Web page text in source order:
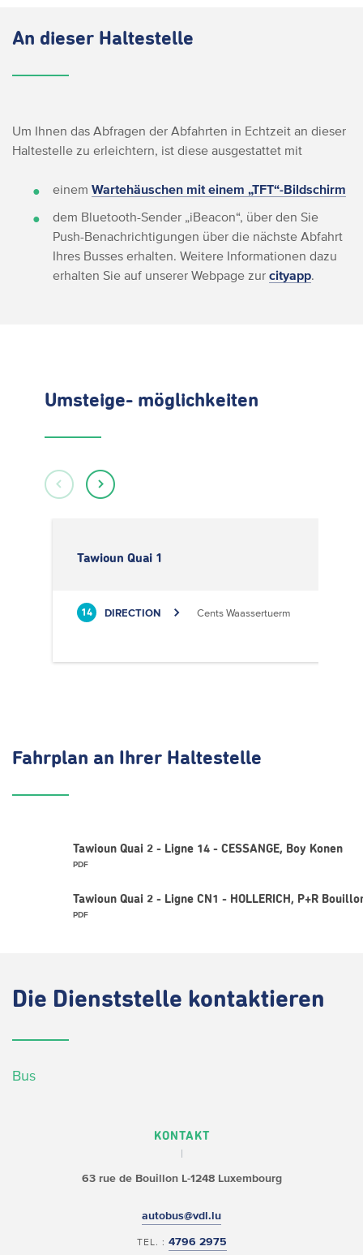
An dieser Haltestelle
Um Ihnen das Abfragen der Abfahrten in Echtzeit an dieser
Haltestelle zu erleichtern, ist diese ausgestattet mit
einem Wartehäuschen mit einem „TFT“-Bildschirm
dem Bluetooth-Sender „iBeacon“, über den Sie
Push-Benachrichtigungen über die nächste Abfahrt
Ihres Busses erhalten. Weitere Informationen dazu
erhalten Sie auf unserer Webpage zur cityapp.
Umsteige- möglichkeiten
Tawioun Quai 1
14 DIRECTION Cents Waassertuerm
Fahrplan an Ihrer Haltestelle
Tawioun Quai 2 - Ligne 14 - CESSANGE, Boy Konen
PDF
Tawioun Quai 2 - Ligne CN1 - HOLLERICH, P+R
PDF
Die Dienststelle kontaktieren
Bus
KONTAKT
63 rue de BouillonL-1248 Luxembourg
autobus@vdl.lu
TEL. : 4796 2975